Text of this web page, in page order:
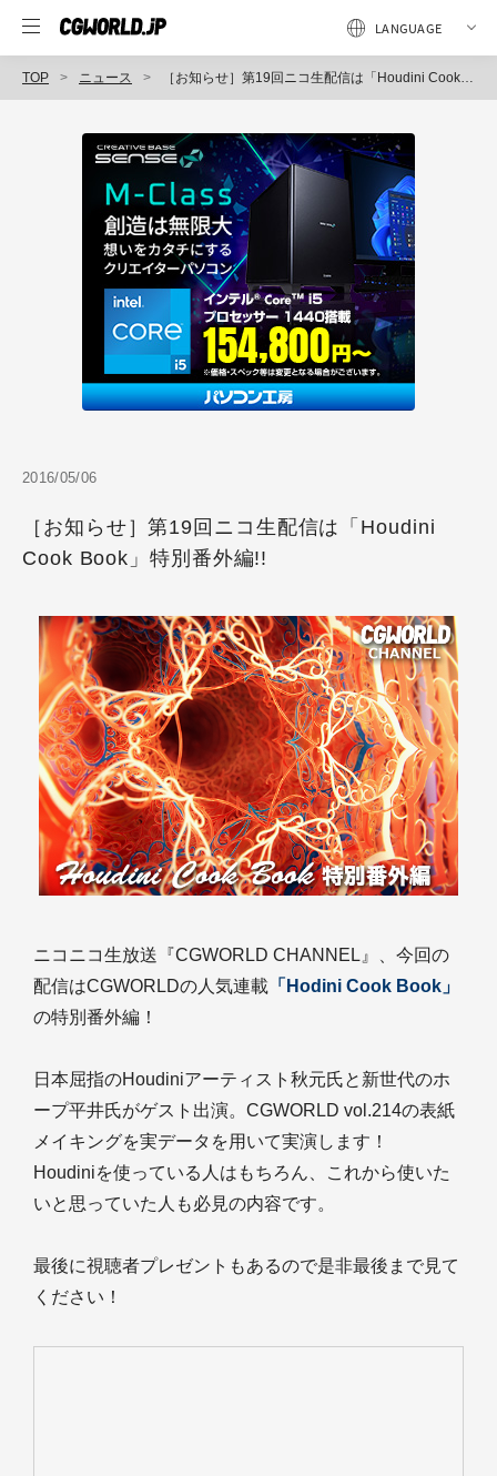
TOP ニュース ［お知らせ］第19回ニコ生配信は「Houdini Cook Book」特別番外編!!
2016/05/06
［お知らせ］第19回ニコ生配信は「Houdini
Cook Book」特別番外編!!
ニコニコ生放送『CGWORLD CHANNEL』、今回の
配信はCGWORLDの人気連載 「Hodini Cook Book」
の特別番外編！
日本屈指のHoudiniアーティスト秋元氏と新世代のホ
ープ平井氏がゲスト出演。CGWORLD vol.214の表紙
メイキングを実データを用いて実演します！
Houdiniを使っている人はもちろん、これから使いた
いと思っていた人も必見の内容です。
最後に視聴者プレゼントもあるので是非最後まで見て
ください！